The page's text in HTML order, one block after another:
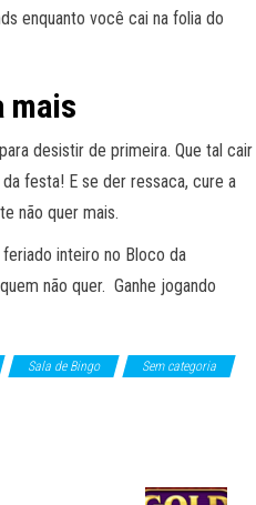
enquanto você cai na folia do
mais
desistir de primeira. Que tal cair
festa! E se der ressaca, cure a
não quer mais.
inteiro no Bloco da
não quer. Ganhe jogando
Sala de Bingo
Sem categoria